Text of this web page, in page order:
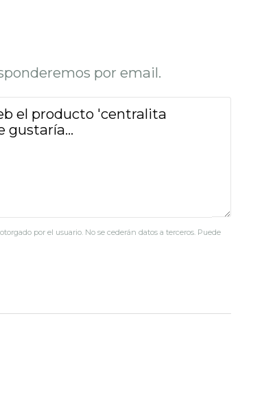
por email.
por el usuario. No se cederán datos a terceros. Puede